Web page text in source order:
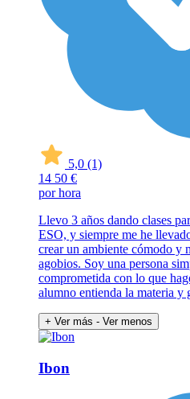
5,0 (1)
14 50 €
por hora
Llevo 3 años dando clases
ESO, y siempre me he
crear un ambiente cómodo y
agobios. Soy una persona
comprometida con lo que
alumno entienda la materia y
+ Ver más - Ver menos
Ibon